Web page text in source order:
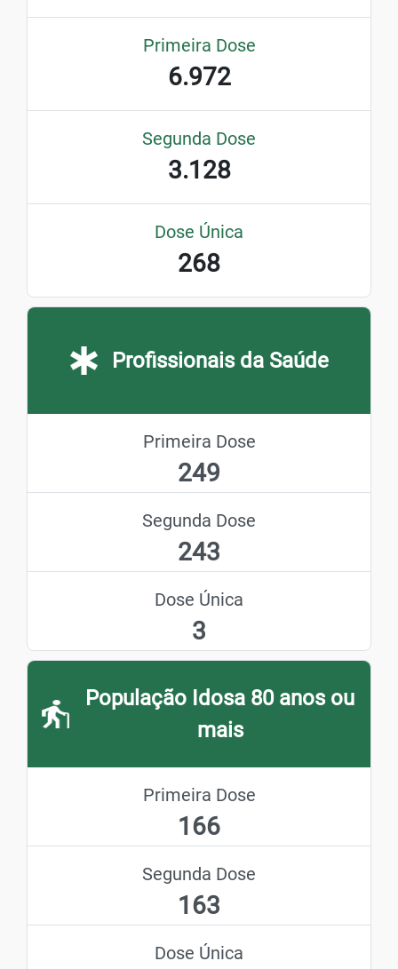
Primeira Dose
6.972
Segunda Dose
3.128
Dose Única
268
Profissionais da Saúde
Primeira Dose
249
Segunda Dose
243
Dose Única
3
População Idosa 80 anos ou
mais
Primeira Dose
166
Segunda Dose
163
Dose Única